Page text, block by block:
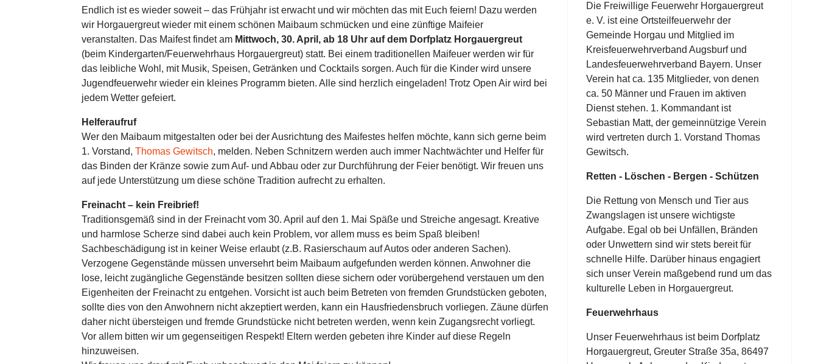
Endlich ist es wieder soweit – das Frühjahr ist erwacht und wir möchten das mit Euch feiern! Dazu werden
wir Horgauergreut wieder mit einem schönen Maibaum schmücken und eine zünftige Maifeier
veranstalten. Das Maifest findet am Mittwoch, 30. April, ab 18 Uhr auf dem Dorfplatz Horgauergreut
(beim Kindergarten/Feuerwehrhaus Horgauergreut) statt. Bei einem traditionellen Maifeuer werden wir für
das leibliche Wohl, mit Musik, Speisen, Getränken und Cocktails sorgen. Auch für die Kinder wird unsere
Jugendfeuerwehr wieder ein kleines Programm bieten. Alle sind herzlich eingeladen! Trotz Open Air wird bei
jedem Wetter gefeiert.
Helferaufruf
Wer den Maibaum mitgestalten oder bei der Ausrichtung des Maifestes helfen möchte, kann sich gerne beim
1. Vorstand,Thomas Gewitsch, melden. Neben Schnitzern werden auch immer Nachtwächter und Helfer für
das Binden der Kränze sowie zum Auf- und Abbau oder zur Durchführung der Feier benötigt. Wir freuen uns
auf jede Unterstützung um diese schöne Tradition aufrecht zu erhalten.
Freinacht – kein Freibrief!
Traditionsgemäß sind in der Freinacht vom 30. April auf den 1. Mai Späße und Streiche angesagt. Kreative
und harmlose Scherze sind dabei auch kein Problem, vor allem muss es beim Spaß bleiben!
Sachbeschädigung ist in keiner Weise erlaubt (z.B. Rasierschaum auf Autos oder anderen Sachen).
Verzogene Gegenstände müssen unversehrt beim Maibaum aufgefunden werden können. Anwohner die
lose, leicht zugängliche Gegenstände besitzen sollten diese sichern oder vorübergehend verstauen um den
Eigenheiten der Freinacht zu entgehen. Vorsicht ist auch beim Betreten von fremden Grundstücken geboten,
sollte dies von den Anwohnern nicht akzeptiert werden, kann ein Hausfriedensbruch vorliegen. Zäune dürfen
daher nicht übersteigen und fremde Grundstücke nicht betreten werden, wenn kein Zugangsrecht vorliegt.
Vor allem bitten wir um gegenseitigen Respekt! Eltern werden gebeten ihre Kinder auf diese Regeln
hinzuweisen.
Die Freiwillige Feuerwehr Horgauergreut
e. V. ist eine Ortsteilfeuerwehr der
Gemeinde Horgau und Mitglied im
Kreisfeuerwehrverband Augsburf und
Landesfeuerwehrverband Bayern. Unser
Verein hat ca. 135 Mitglieder, von denen
ca. 50 Männer und Frauen im aktiven
Dienst stehen. 1. Kommandant ist
Sebastian Matt, der gemeinnützige Verein
wird vertreten durch 1. Vorstand Thomas
Gewitsch.
Retten - Löschen - Bergen - Schützen
Die Rettung von Mensch und Tier aus
Zwangslagen ist unsere wichtigste
Aufgabe. Egal ob bei Unfällen, Bränden
oder Unwettern sind wir stets bereit für
schnelle Hilfe. Darüber hinaus engagiert
sich unser Verein maßgebend rund um das
kulturelle Leben in Horgauergreut.
Feuerwehrhaus
Unser Feuerwehrhaus ist beim Dorfplatz
Horgauergreut, Greuter Straße 35a, 86497